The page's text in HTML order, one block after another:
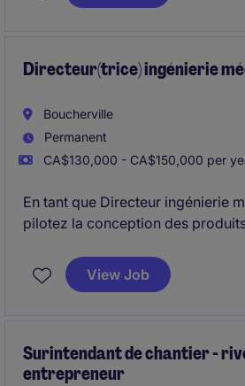
Directeur(trice) ingénierie
Boucherville
Permanent
CA$130,000 - CA$150,000 per
En tant que Directeur ingénierie
pilotez la conception des
département pour soutenir
technologique de l'organisation.
View Job
Surintendant de chantier -
entrepreneur